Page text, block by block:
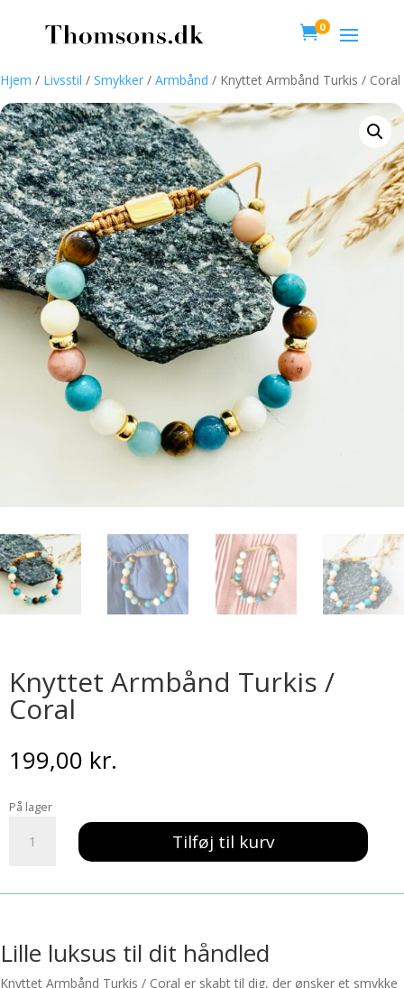
0
Hjem / Livsstil / Smykker / Armbånd / Knyttet Armbånd Turkis / Coral
Knyttet Armbånd Turkis /
Coral
199,00 kr.
På lager
Armbånd
Tilføj til kurv
Lille luksus til dit håndled
Knyttet Armbånd Turkis / Coral er skabt til dig, der ønsker et smykke